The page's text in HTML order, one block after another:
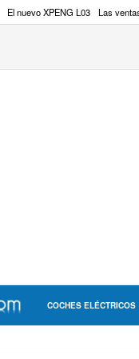
El nuevo XPENG L03 Las
COCHES ELÉCTRICOS